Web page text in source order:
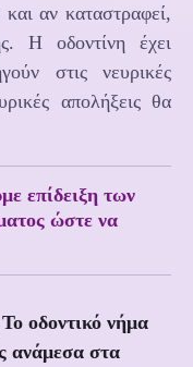
αν καταστραφεί,
Η οδοντίνη έχει
στις νευρικές
απολήξεις θα
επίδειξη των
ώστε να
οδοντικό νήμα
ανάμεσα στα